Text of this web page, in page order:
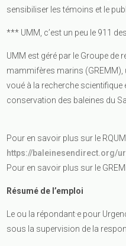
sensibiliser les témoins et le
*** UMM, c’est un peu le 911
UMM est géré par le Groupe de
mammifères marins
voué à la recherche scientifique
conservation des baleines du
Pour en savoir plus sur le
https://baleinesendirect.org/
Pour en savoir plus sur le
Résumé de l’emploi
Le ou la répondant·e pour
sous la supervision de la